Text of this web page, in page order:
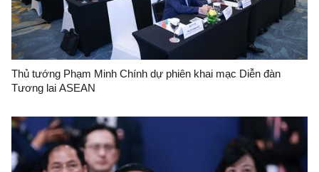
Thủ tướng Phạm Minh Chính dự phiên khai mạc Diễn đàn
Tương lai ASEAN